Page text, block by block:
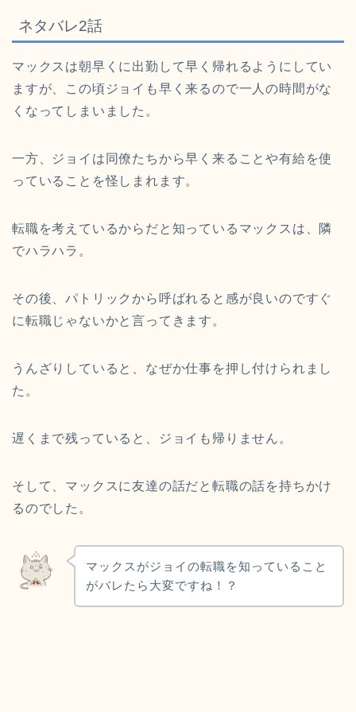
ネタバレ2話
マックスは朝早くに出勤して早く帰れるようにしてい
ますが、この頃ジョイも早く来るので一人の時間がな
くなってしまいました。
一方、ジョイは同僚たちから早く来ることや有給を使
っていることを怪しまれます。
転職を考えているからだと知っているマックスは、隣
でハラハラ。
その後、パトリックから呼ばれると感が良いのですぐ
に転職じゃないかと言ってきます。
うんざりしていると、なぜか仕事を押し付けられまし
た。
遅くまで残っていると、ジョイも帰りません。
そして、マックスに友達の話だと転職の話を持ちかけ
るのでした。
マックスがジョイの転職を知っていること
がバレたら大変ですね！？